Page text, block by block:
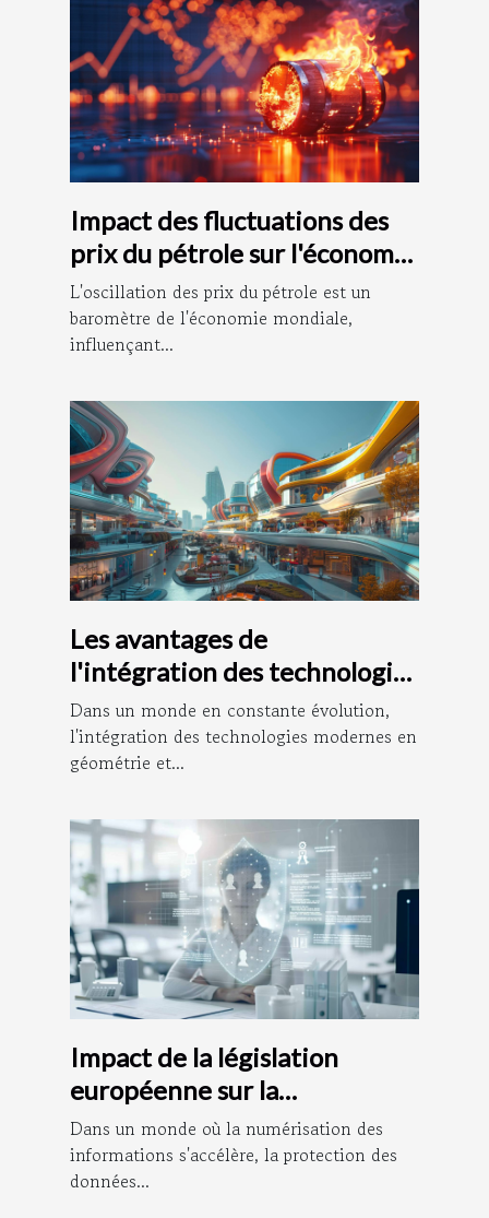
Impact des fluctuations des
prix du pétrole sur l'économie
mondiale
L'oscillation des prix du pétrole est un
baromètre de l'économie mondiale,
influençant...
Les avantages de
l'intégration des technologies
modernes en géométrie et
urbanisme
Dans un monde en constante évolution,
l'intégration des technologies modernes en
géométrie et...
Impact de la législation
européenne sur la
confidentialité des données
personnelles
Dans un monde où la numérisation des
informations s'accélère, la protection des
données...